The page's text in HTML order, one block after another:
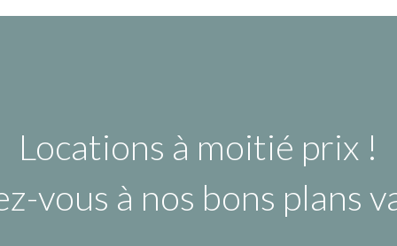
Locations à moitié prix !
vous à nos bons plans